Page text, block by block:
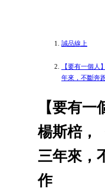
誠品線上
【要有一個人
年來，不斷奔
【要有
楊斯棓，
三年來，
作